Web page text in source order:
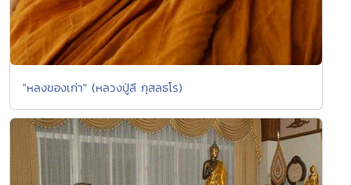
"หลงของเก่า" (หลวงปู่ลี กุสลธโร)